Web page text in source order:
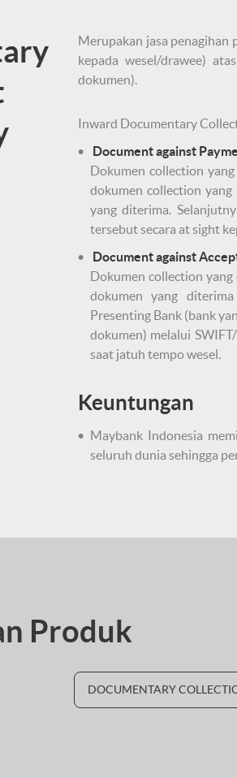
Merupakan jasa
kepada wesel/drawee)
dokumen).
Inward Documentary
Document against
Dokumen collection
dokumen collection yang
yang diterima.
tersebut secara at sight
Document against
Dokumen collection
dokumen yang
Presenting Bank (bank
dokumen) melalui
saat jatuh tempo wesel.
Keuntungan
Maybank Indonesia
seluruh dunia sehingga
Produk
DOCUMENTARY